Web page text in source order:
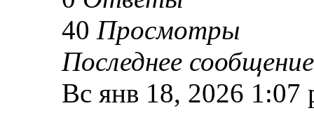
40 Просмотры
Последнее
Вс янв 18, 2026 1:07